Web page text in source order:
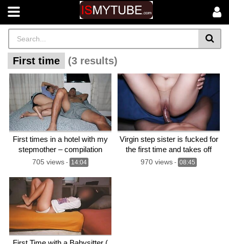
First time (3 results)
First times in a hotel with my
stepmother – compilation
705 views - 14:04
Virgin step sister is fucked for
the first time and takes off
condom, risky creampie
970 views - 08:45